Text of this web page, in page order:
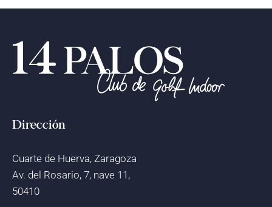
Dirección
Cuarte de Huerva, Zaragoza
Av. del Rosario, 7, nave 11,
50410